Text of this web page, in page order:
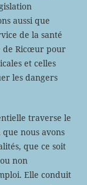
aussi que
de la santé
de Ricœur pour
et celles
les dangers
traverse le
nous avons
que ce soit
non
Elle conduit